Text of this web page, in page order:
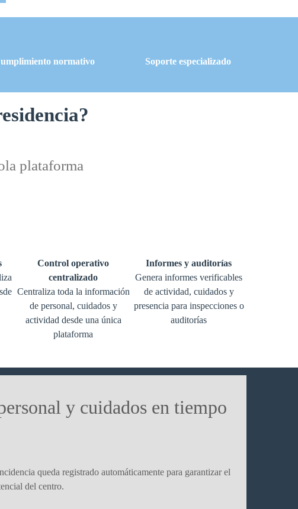
normativo Soporte especializado
plataforma
Control operativo
centralizado
Centraliza toda la información
de personal, cuidados y
actividad desde una única
plataforma
Informes y auditorías
Genera informes verificables
de actividad, cuidados y
presencia para inspecciones o
auditorías
y cuidados en tiempo
queda registrado automáticamente para garantizar el
del centro.